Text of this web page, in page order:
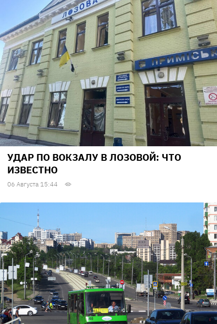
УДАР ПО ВОКЗАЛУ В ЛОЗОВОЙ: ЧТО
ИЗВЕСТНО
06 Августа 15:44